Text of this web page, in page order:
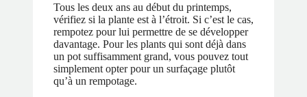
Tous les deux ans au début du printemps,
vérifiez si la plante est à l’étroit. Si c’est le cas,
rempotez pour lui permettre de se développer
davantage. Pour les plants qui sont déjà dans
un pot suffisamment grand, vous pouvez tout
simplement opter pour un surfaçage plutôt
qu’à un rempotage.